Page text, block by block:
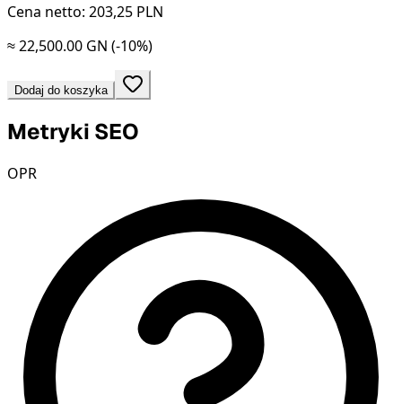
Cena netto: 203,25 PLN
≈ 22,500.00 GN (-10%)
Dodaj do koszyka
Metryki SEO
OPR